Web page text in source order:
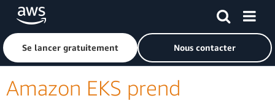
Passer au contenu principal
Cliquer ici pour revenir à la page d'accueil d'Amazon Web
Se lancer gratuitement Nous contacter
Amazon EKS prend